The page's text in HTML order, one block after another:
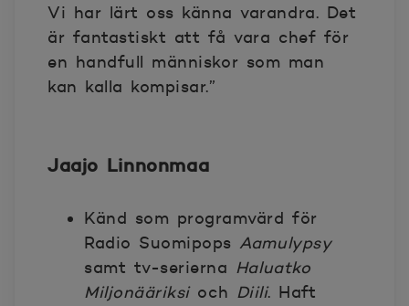
Vi har lärt oss känna varandra. Det
är fantastiskt att få vara chef för
en handfull människor som man
kan kalla kompisar.”
Jaajo Linnonmaa
Känd som programvärd för
Radio Suomipops Aamulypsy
samt tv-serierna Haluatko
Miljonääriksioch Diili. Haft